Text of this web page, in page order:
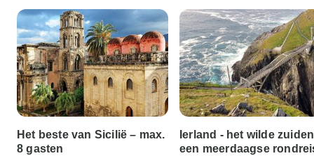
Het beste van Sicilië – max.
8 gasten
Ierland - het wilde
een meerdaagse